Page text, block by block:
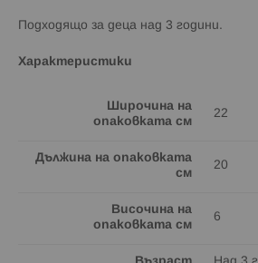
Подходящо за деца над 3 години.
Характеристики
Широчина на
опаковката см
22
Дължина на опаковката
см
20
Височина на
опаковката см
6